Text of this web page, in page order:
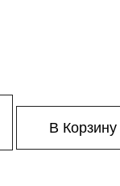
В Корзину